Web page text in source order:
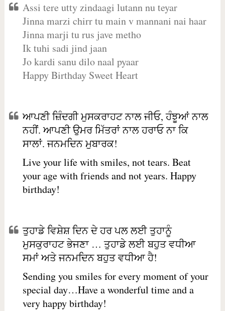
Assi tere utty zindaagi lutann nu teyar
Jinna marzi chirr tu main v mannani nai haar
Jinna marji tu rus jave metho
Ik tuhi sadi jind jaan
Jo kardi sanu dilo naal pyaar
Happy Birthday Sweet Heart
ਆਪਣੀ ਜ਼ਿੰਦਗੀ ਮੁਸਕਰਾਹਟ ਨਾਲ ਜੀਓ, ਹੰਝੂਆਂ ਨਾਲ
ਨਹੀਂ. ਆਪਣੀ ਉਮਰ ਮਿੱਤਰਾਂ ਨਾਲ ਹਰਾਓ ਨਾ ਕਿ
ਸਾਲਾਂ. ਜਨਮਦਿਨ ਮੁਬਾਰਕ!
Live your life with smiles, not tears. Beat
your age with friends and not years. Happy
birthday!
ਤੁਹਾਡੇ ਵਿਸ਼ੇਸ਼ ਦਿਨ ਦੇ ਹਰ ਪਲ ਲਈ ਤੁਹਾਨੂੰ
ਮੁਸਕੁਰਾਹਟ ਭੇਜਣਾ … ਤੁਹਾਡੇ ਲਈ ਬਹੁਤ ਵਧੀਆ
ਸਮਾਂ ਅਤੇ ਜਨਮਦਿਨ ਬਹੁਤ ਵਧੀਆ ਹੈ!
Sending you smiles for every moment of your
special day…Have a wonderful time and a
very happy birthday!